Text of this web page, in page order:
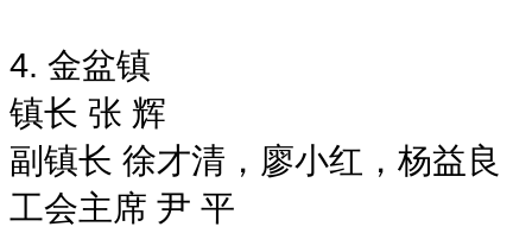
4. 金盆镇
镇长 张 辉
副镇长 徐才清，廖小红，杨益良
工会主席 尹 平